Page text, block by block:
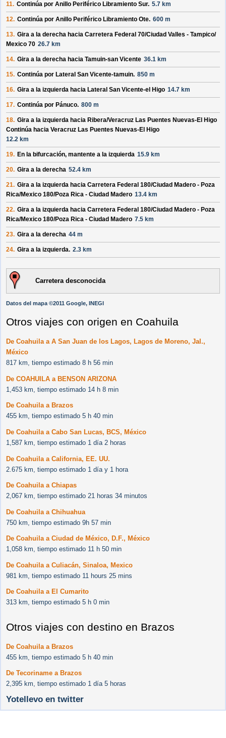
11. Continúa por Anillo Periférico Libramiento Sur. 5.7 km
12. Continúa por Anillo Periférico Libramiento Ote. 600 m
13. Gira a la derecha hacia Carretera Federal 70/Ciudad Valles - Tampico/
Mexico 70 26.7 km
14. Gira a la derecha hacia Tamuin-san Vicente 36.1 km
15. Continúa por Lateral San Vicente-tamuin. 850 m
16. Gira a la izquierda hacia Lateral San Vicente-el Higo 14.7 km
17. Continúa por Pánuco. 800 m
18. Gira a la izquierda hacia Ribera/Veracruz Las Puentes Nuevas-El Higo
Continúa hacia Veracruz Las Puentes Nuevas-El Higo
12.2 km
19. En la bifurcación, mantente a la izquierda 15.9 km
20. Gira a la derecha 52.4 km
21. Gira a la izquierda hacia Carretera Federal 180/Ciudad Madero - Poza
Rica/Mexico 180/Poza Rica - Ciudad Madero 13.4 km
22. Gira a la izquierda hacia Carretera Federal 180/Ciudad Madero - Poza
Rica/Mexico 180/Poza Rica - Ciudad Madero 7.5 km
23. Gira a la derecha 44 m
24. Gira a la izquierda. 2.3 km
Carretera desconocida
Datos del mapa ©2011 Google, INEGI
Otros viajes con origen en Coahuila
De Coahuila a A San Juan de los Lagos, Lagos de Moreno, Jal.,
México
817 km, tiempo estimado 8 h 56 min
De COAHUILA a BENSON ARIZONA
1,453 km, tiempo estimado 14 h 8 min
De Coahuila a Brazos
455 km, tiempo estimado 5 h 40 min
De Coahuila a Cabo San Lucas, BCS, México
1,587 km, tiempo estimado 1 día 2 horas
De Coahuila a California, EE. UU.
2.675 km, tiempo estimado 1 día y 1 hora
De Coahuila a Chiapas
2,067 km, tiempo estimado 21 horas 34 minutos
De Coahuila a Chihuahua
750 km, tiempo estimado 9h 57 min
De Coahuila a Ciudad de México, D.F., México
1,058 km, tiempo estimado 11 h 50 min
De Coahuila a Culiacán, Sinaloa, Mexico
981 km, tiempo estimado 11 hours 25 mins
De Coahuila a El Cumarito
313 km, tiempo estimado 5 h 0 min
Otros viajes con destino en Brazos
De Coahuila a Brazos
455 km, tiempo estimado 5 h 40 min
De Tecoriname a Brazos
2,395 km, tiempo estimado 1 día 5 horas
Yotellevo en twitter